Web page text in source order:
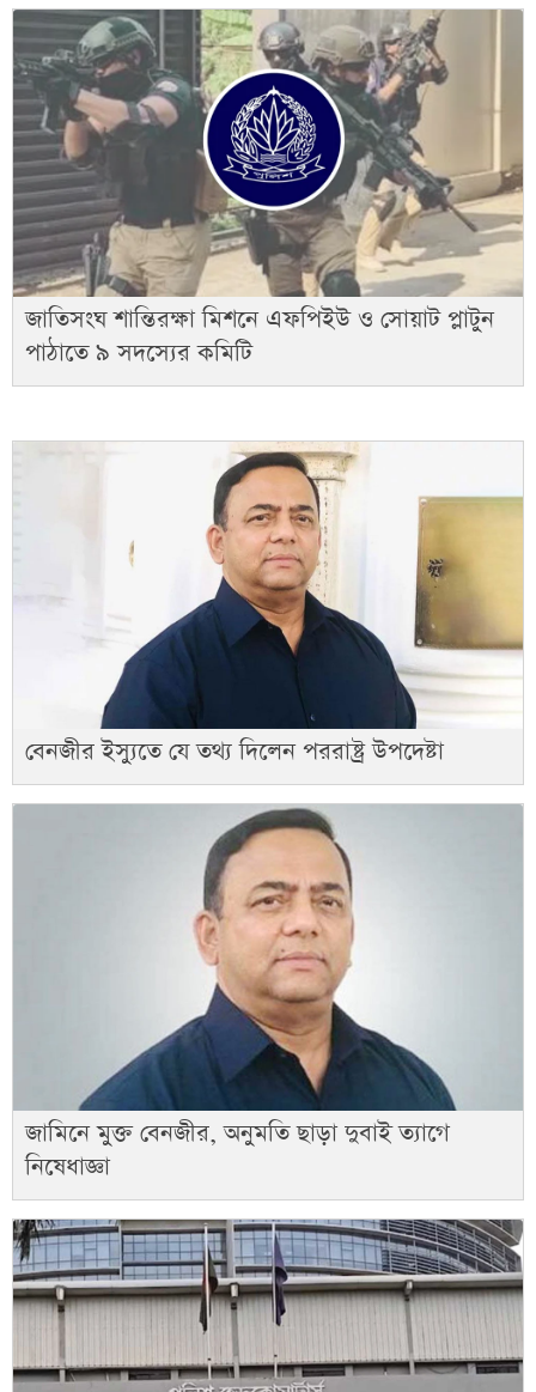
জাতিসংঘ শান্তিরক্ষা মিশনে এফপিইউ ও সোয়াট প্লাটুন
পাঠাতে ৯ সদস্যের কমিটি
বেনজীর ইস্যুতে যে তথ্য দিলেন পররাষ্ট্র উপদেষ্টা
জামিনে মুক্ত বেনজীর, অনুমতি ছাড়া দুবাই ত্যাগে
নিষেধাজ্ঞা